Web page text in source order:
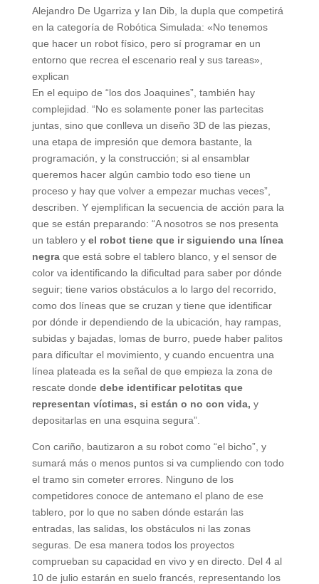
Alejandro De Ugarriza y Ian Dib, la dupla que competirá
en la categoría de Robótica Simulada: «No tenemos
que hacer un robot físico, pero sí programar en un
entorno que recrea el escenario real y sus tareas»,
explican
En el equipo de “los dos Joaquines”, también hay
complejidad. “No es solamente poner las partecitas
juntas, sino que conlleva un diseño 3D de las piezas,
una etapa de impresión que demora bastante, la
programación, y la construcción; si al ensamblar
queremos hacer algún cambio todo eso tiene un
proceso y hay que volver a empezar muchas veces”,
describen. Y ejemplifican la secuencia de acción para la
que se están preparando: “A nosotros se nos presenta
un tablero y el robot tiene que ir siguiendo una línea
negraque está sobre el tablero blanco, y el sensor de
color va identificando la dificultad para saber por dónde
seguir; tiene varios obstáculos a lo largo del recorrido,
como dos líneas que se cruzan y tiene que identificar
por dónde ir dependiendo de la ubicación, hay rampas,
subidas y bajadas, lomas de burro, puede haber palitos
para dificultar el movimiento, y cuando encuentra una
línea plateada es la señal de que empieza la zona de
rescate donde debe identificar pelotitas que
representan víctimas, si están o no con vida, y
depositarlas en una esquina segura”.
Con cariño, bautizaron a su robot como “el bicho”, y
sumará más o menos puntos si va cumpliendo con todo
el tramo sin cometer errores. Ninguno de los
competidores conoce de antemano el plano de ese
tablero, por lo que no saben dónde estarán las
entradas, las salidas, los obstáculos ni las zonas
seguras. De esa manera todos los proyectos
comprueban su capacidad en vivo y en directo. Del 4 al
10 de julio estarán en suelo francés, representando los